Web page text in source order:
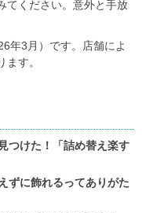
てください。意外と手放
年3月）です。店舗によ
す。
つけた！「詰め替え楽す
ずに飾れるってありがた